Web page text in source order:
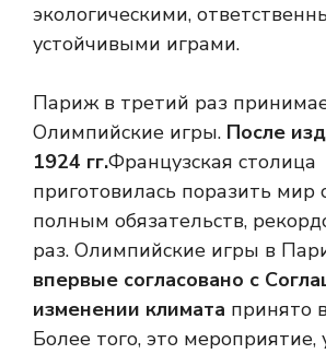
экологическими,
устойчивыми играми.
Париж в третий раз
Олимпийские игры. После
1924 гг.Французская столица
приготовилась поразить мир
полным обязательств,
раз. Олимпийские игры в
впервые согласовано с
изменении климата принято
Более того, это мероприятие,